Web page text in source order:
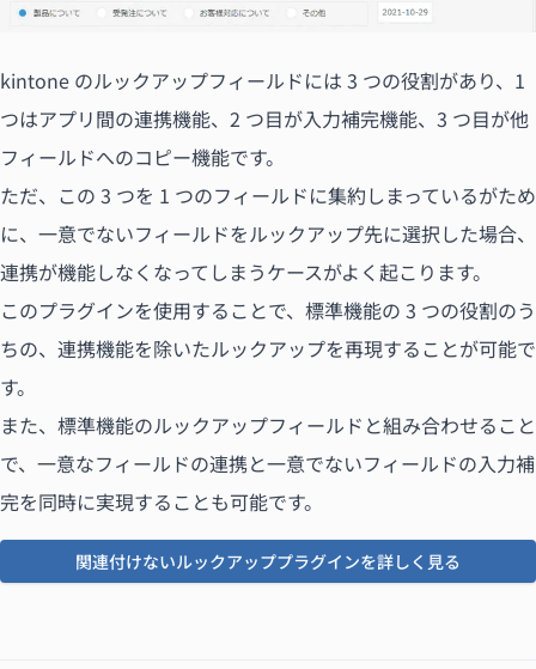
kintone のルックアップフィールドには 3 つの役割があり、1
つはアプリ間の連携機能、2 つ目が入力補完機能、3 つ目が他
フィールドへのコピー機能です。
ただ、この 3 つを 1 つのフィールドに集約しまっているがため
に、一意でないフィールドをルックアップ先に選択した場合、
連携が機能しなくなってしまうケースがよく起こります。
このプラグインを使用することで、標準機能の 3 つの役割のう
ちの、連携機能を除いたルックアップを再現することが可能で
す。
また、標準機能のルックアップフィールドと組み合わせること
で、一意なフィールドの連携と一意でないフィールドの入力補
完を同時に実現することも可能です。
関連付けないルックアッププラグインを詳しく見る